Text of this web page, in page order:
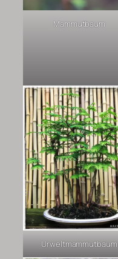
Mammutbaum
Urweltmammutbaum